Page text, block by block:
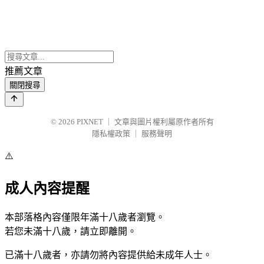
推薦文章
關閉搜尋
© 2026 PIXNET
文章與圖片權利屬原作者所有
隱私權政策
服務聲明
⚠️
成人內容提醒
本部落格內容僅限年滿十八歲者瀏覽。
若您未滿十八歲，請立即離開。
已滿十八歲者，亦請勿將內容提供給未成年人士。